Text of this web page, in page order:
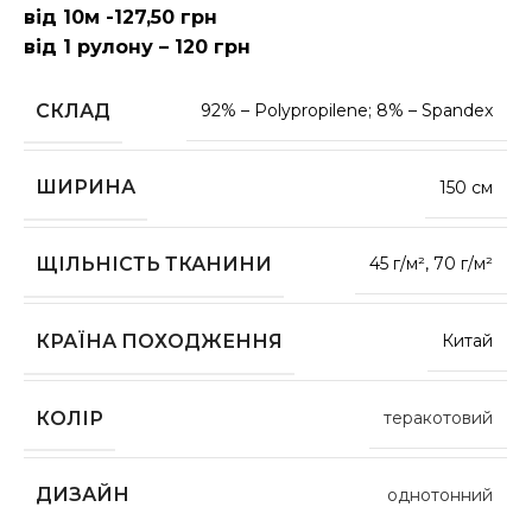
від 10м -127,50 грн
від 1 рулону – 120 грн
СКЛАД 92% – Polypropilene; 8% – Spandex
ШИРИНА 150 см
ЩІЛЬНІСТЬ ТКАНИНИ 45 г/м², 70 г/м²
КРАЇНА ПОХОДЖЕННЯ Китай
КОЛІР теракотовий
ДИЗАЙН однотонний